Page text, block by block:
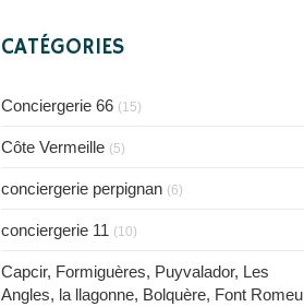
CATÉGORIES
Conciergerie 66 (15)
Côte Vermeille (5)
conciergerie perpignan (6)
conciergerie 11 (10)
Capcir, Formiguères, Puyvalador, Les
Angles, la llagonne, Bolquère, Font Romeu